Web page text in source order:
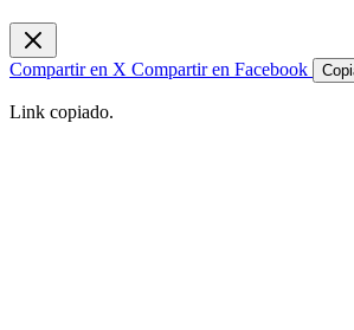
Compartir en X Compartir en Facebook
Link copiado.